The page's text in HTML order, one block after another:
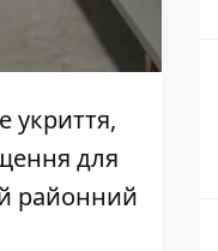
укриття,
для
районний